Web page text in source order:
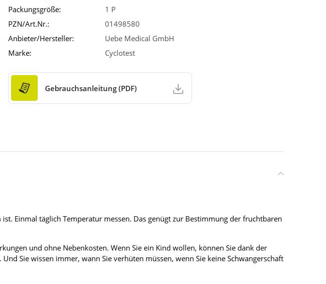
Packungsgröße:
1 P
PZN/Art.Nr.:
01498580
Anbieter/Hersteller:
Uebe Medical GmbH
Marke:
Cyclotest
Gebrauchsanleitung (PDF)
Einmal täglich Temperatur messen. Das genügt zur Bestimmung der fruchtbaren
und ohne Nebenkosten. Wenn Sie ein Kind wollen, können Sie dank der
Sie wissen immer, wann Sie verhüten müssen, wenn Sie keine Schwangerschaft